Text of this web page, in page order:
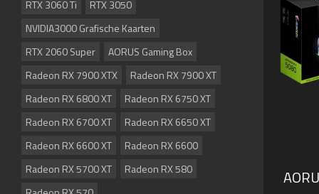
RTX 3060 Ti
RTX 3050
NVIDIA3000 Grafische Kaarten
RTX 2060 Super
AORUS Gaming Box
Radeon RX 7900 XTX
Radeon RX 7900 XT
Radeon RX 6800 XT
Radeon RX 6750 XT
Radeon RX 6700 XT
Radeon RX 6650 XT
Radeon RX 6600 XT
Radeon RX 6600
Radeon RX 5700 XT
Radeon RX 580